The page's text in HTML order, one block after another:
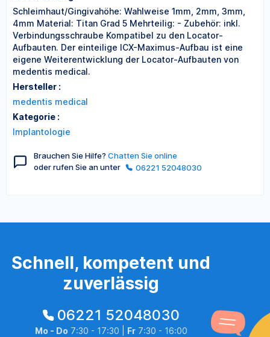
Schleimhaut/Gingivahöhe: Wahlweise 1mm, 2mm, 3mm,
4mm Material: Titan Grad 5 Mehrteilig: - Zubehör: inkl.
Verbindungsschraube Kompatibel zu den Locator-
Aufbauten. Der einteilige ICX-Maximus-Aufbau ist eine
eigene Weiterentwicklung der Locator-Aufbauten von
medentis medical.
Hersteller :
medentis medical
Kategorie :
Implantologie
Brauchen Sie Hilfe? Chatten Sie online
oder rufen Sie an unter
06221 52048030
Schnell, kompetent und
zuverlässig
06221 52048030
Mo - Do 7:30 - 17:30 | Fr7:30 - 16:00